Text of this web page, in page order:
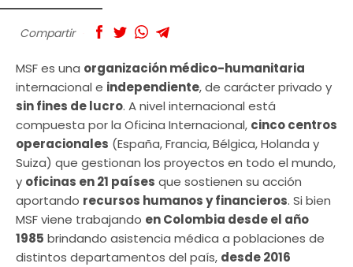
Compartir
MSF es una organización médico-humanitaria
internacional e independiente, de carácter privado y
sin fines de lucro. A nivel internacional está
compuesta por la Oficina Internacional, cinco centros
operacionales (España, Francia, Bélgica, Holanda y
Suiza) que gestionan los proyectos en todo el mundo,
y oficinas en 21 países que sostienen su acción
aportando recursos humanos y financieros. Si bien
MSF viene trabajando en Colombia desde el año
1985 brindando asistencia médica a poblaciones de
distintos departamentos del país, desde 2016